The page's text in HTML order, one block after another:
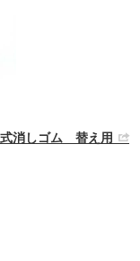
消しゴム 替え用